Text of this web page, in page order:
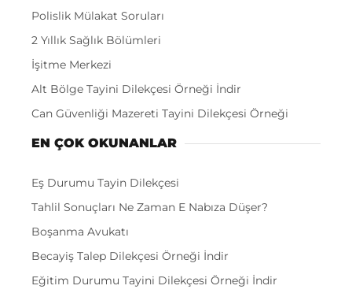
Polislik Mülakat Soruları
2 Yıllık Sağlık Bölümleri
İşitme Merkezi
Alt Bölge Tayini Dilekçesi Örneği İndir
Can Güvenliği Mazereti Tayini Dilekçesi Örneği
EN ÇOK OKUNANLAR
Eş Durumu Tayin Dilekçesi
Tahlil Sonuçları Ne Zaman E Nabıza Düşer?
Boşanma Avukatı
Becayiş Talep Dilekçesi Örneği İndir
Eğitim Durumu Tayini Dilekçesi Örneği İndir